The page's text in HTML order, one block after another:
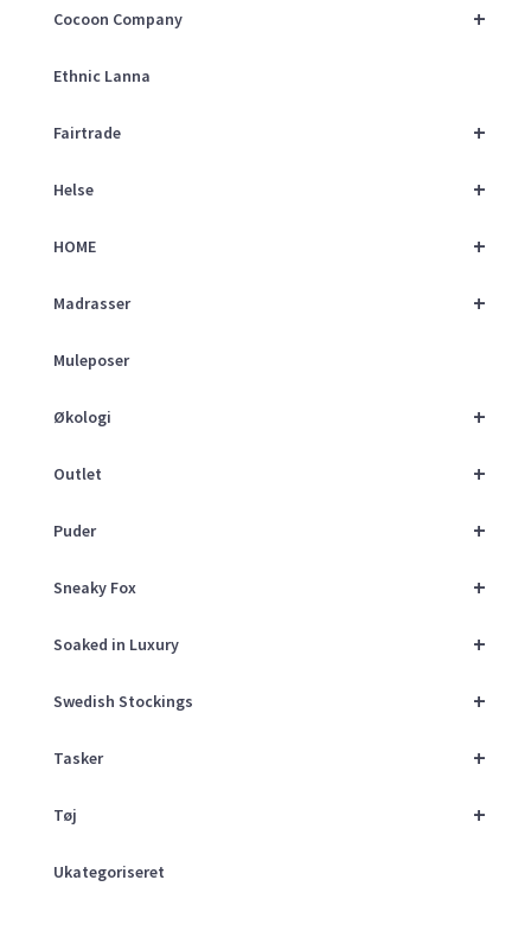
+
Cocoon Company
Ethnic Lanna
+
Fairtrade
+
Helse
+
HOME
+
Madrasser
Muleposer
+
Økologi
+
Outlet
+
Puder
+
Sneaky Fox
+
Soaked in Luxury
+
Swedish Stockings
+
Tasker
+
Tøj
Ukategoriseret